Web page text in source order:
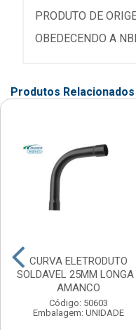
PRODUTO DE
OBEDECENDO A
Produtos Relacionados
CURVA ELETRODUTO
SOLDAVEL 25MM
AMANCO
Código: 50603
Embalagem: UNIDADE